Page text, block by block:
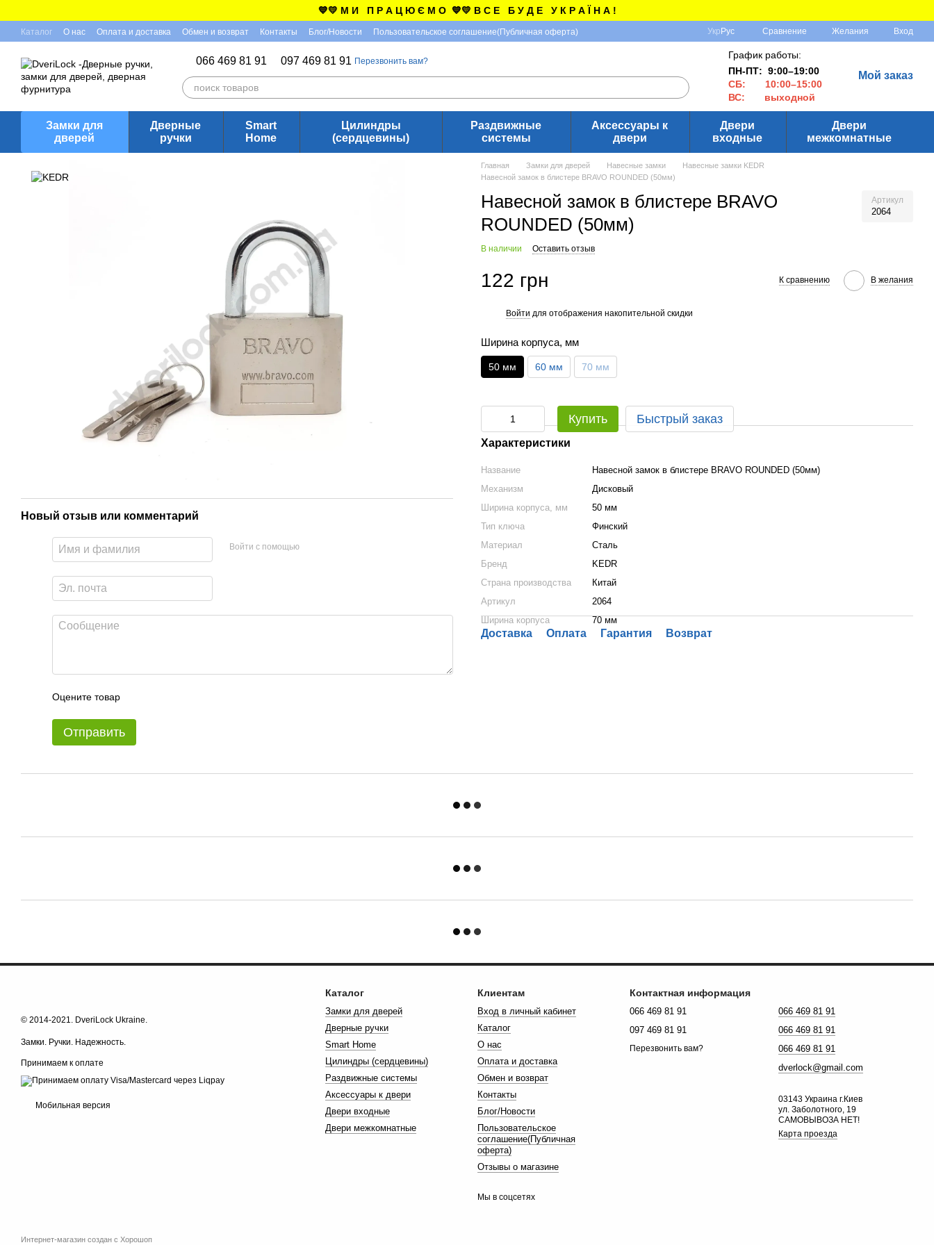
💙💛 М И П Р А Ц Ю Є М О 💙💛 В С Е Б У Д Е У К Р А Ї Н А !
Каталог О нас Оплата и доставка Обмен и возврат Контакты Блог/Новости
Пользовательское соглашение(Публичная оферта)
Укр Рус Сравнение Желания Вход
066 469 81 91 097 469 81 91 Перезвонить вам?
График работы:
ПН-ПТ: 9:00–19:00
СБ: 10:00–15:00
ВС: выходной
Мой заказ
Замки для
дверей
Дверные
ручки
Smart
Home
Цилиндры
(сердцевины)
Раздвижные
системы
Аксессуары к
двери
Двери
входные
Двери
межкомнатные
Новый отзыв или комментарий
Войти с помощью
Оцените товар
Отправить
Главная Замки для дверей Навесные замки
Навесные замки KEDR
Навесной замок в блистере BRAVO ROUNDED (50мм)
Навесной замок в блистере BRAVO
ROUNDED (50мм)
Артикул
2064
В наличии Оставить отзыв
122 грн К сравнению В желания
Войти для отображения накопительной скидки
Ширина корпуса, мм
50 мм 60 мм 70 мм
Купить Быстрый заказ
Характеристики
Название
Навесной замок в блистере BRAVO ROUNDED (50мм)
Механизм
Дисковый
Ширина корпуса, мм
50 мм
Тип ключа
Финский
Материал
Сталь
Бренд
KEDR
Страна производства
Китай
Артикул
2064
Ширина корпуса
70 мм
Доставка Оплата Гарантия Возврат
© 2014-2021. DveriLock Ukraine.
Замки. Ручки. Надежность.
Принимаем к оплате
Мобильная версия
Интернет-магазин создан с Хорошоп
Каталог
Замки для дверей
Дверные ручки
Smart Home
Цилиндры (сердцевины)
Раздвижные системы
Аксессуары к двери
Двери входные
Двери межкомнатные
Клиентам
Вход в личный кабинет
Каталог
О нас
Оплата и доставка
Обмен и возврат
Контакты
Блог/Новости
Пользовательское
соглашение(Публичная
оферта)
Отзывы о магазине
Мы в соцсетях
Контактная информация
066 469 81 91
097 469 81 91
Перезвонить вам?
066 469 81 91
066 469 81 91
066 469 81 91
dverlock@gmail.com
03143 Украина г.Киев
ул. Заболотного, 19
САМОВЫВОЗА НЕТ!
Карта проезда